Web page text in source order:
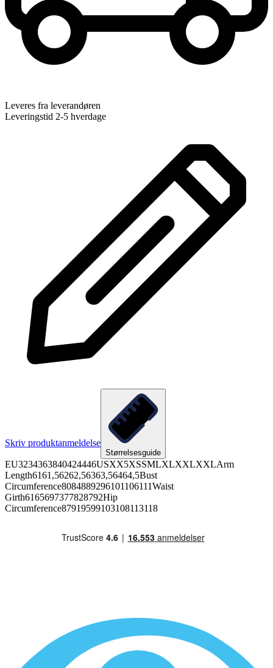
Leveres fra leverandøren
Leveringstid 2-5 hverdage
Skriv produktanmeldelse
Størrelsesguide
EU3234363840424446USXX5XSSMLXLXXLXXLArm
Length6161,56262,56363,56464,5Bust
Circumference8084889296101106111Waist
Girth6165697377828792Hip
Circumference87919599103108113118